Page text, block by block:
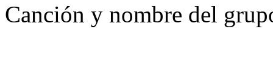
Canción y nombre del